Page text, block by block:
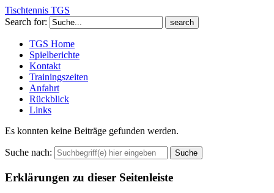
Tischtennis TGS
Search for:
TGS Home
Spielberichte
Kontakt
Trainingszeiten
Anfahrt
Rückblick
Links
Es konnten keine Beiträge gefunden werden.
Suche nach:
Erklärungen zu dieser Seitenleiste